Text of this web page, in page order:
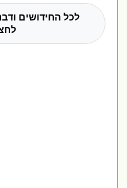
לכל החידושים